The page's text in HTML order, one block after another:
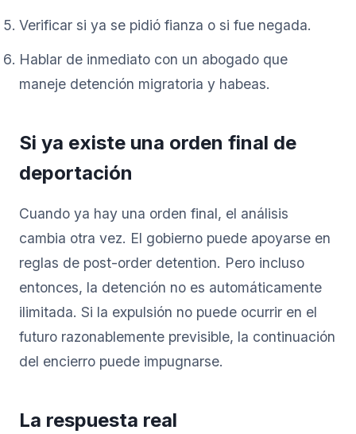
Verificar si ya se pidió fianza o si fue negada.
Hablar de inmediato con un abogado que
maneje detención migratoria y habeas.
Si ya existe una orden final de
deportación
Cuando ya hay una orden final, el análisis
cambia otra vez. El gobierno puede apoyarse en
reglas de post-order detention. Pero incluso
entonces, la detención no es automáticamente
ilimitada. Si la expulsión no puede ocurrir en el
futuro razonablemente previsible, la continuación
del encierro puede impugnarse.
La respuesta real